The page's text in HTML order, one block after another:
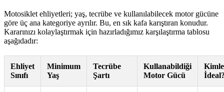
Motosiklet ehliyetleri; yaş, tecrübe ve kullanılabilecek motor gücüne
göre üç ana kategoriye ayrılır. Bu, en sık kafa karıştıran konudur.
Kararınızı kolaylaştırmak için hazırladığımız karşılaştırma tablosu
aşağıdadır:
Ehliyet
Sınıfı
Minimum
Yaş
Tecrübe
Şartı
Kullanabildiği
Motor Gücü